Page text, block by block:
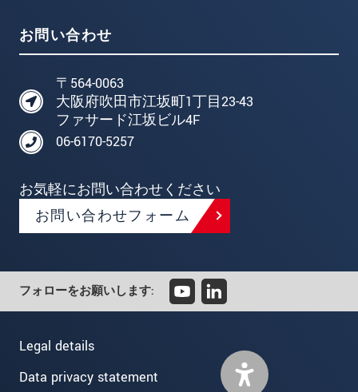
お問い合わせ
〒564-0063
大阪府吹田市江坂町1丁目23-43
ファサード江坂ビル4F
06-6170-5257
お気軽にお問い合わせください
お問い合わせフォーム
フォローをお願いします:
Legal details
Data privacy statement